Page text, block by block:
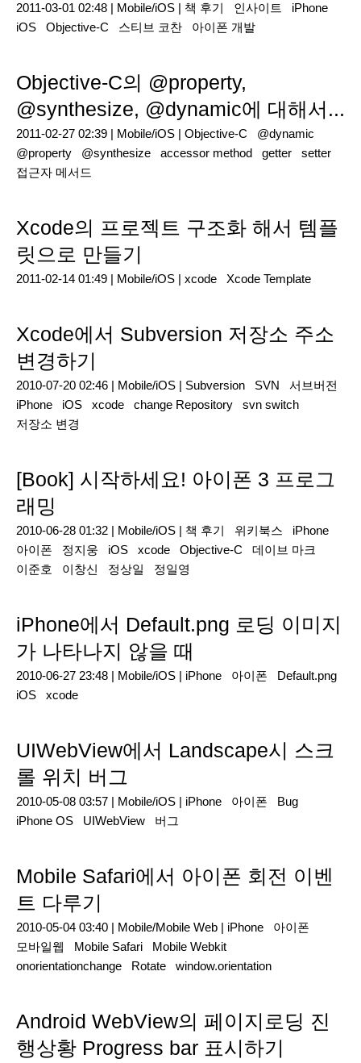
2011-03-01 02:48 | Mobile/iOS | 책 후기 인사이트
iPhone
iOS
Objective-C 스티브 코찬 아이폰 개발
Objective-C의 @property,
@synthesize, @dynamic에 대해서...
2011-02-27 02:39 | Mobile/iOS | Objective-C
@dynamic
@property
@synthesize accessor method getter
setter
접근자 메서드
Xcode의 프로젝트 구조화 해서 템플
릿으로 만들기
2011-02-14 01:49 | Mobile/iOS | xcode Xcode Template
Xcode에서 Subversion 저장소 주소
변경하기
2010-07-20 02:46 | Mobile/iOS | Subversion SVN
서브버전
iPhone
iOS xcode change Repository
svn switch
저장소 변경
[Book] 시작하세요! 아이폰 3 프로그
래밍
2010-06-28 01:32 | Mobile/iOS | 책 후기 위키북스
iPhone
아이폰
정지웅 iOS xcode Objective-C
데이브 마크
이준호
이창신 정상일 정일영
iPhone에서 Default.png 로딩 이미지
가 나타나지 않을 때
2010-06-27 23:48 | Mobile/iOS | iPhone 아이폰
Default.png
iOS
xcode
UIWebView에서 Landscape시 스크
롤 위치 버그
2010-05-08 03:57 | Mobile/iOS | iPhone 아이폰
Bug
iPhone OS
UIWebView 버그
Mobile Safari에서 아이폰 회전 이벤
트 다루기
2010-05-04 03:40 | Mobile/Mobile Web | iPhone
아이폰
모바일웹
Mobile Safari
Mobile Webkit
onorientationchange
Rotate window.orientation
Android WebView의 페이지로딩 진
행상황 Progress bar 표시하기